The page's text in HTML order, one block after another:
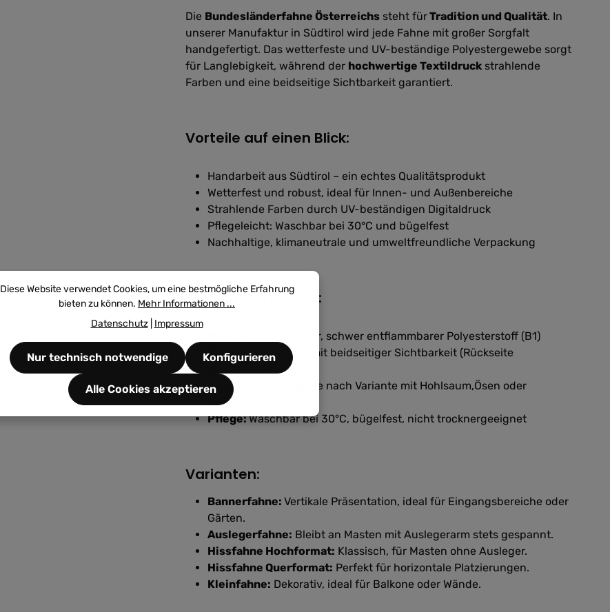
Die Bundesländerfahne Österreichs steht fürTradition und Qualität. In
unserer Manufaktur in Südtirol wird jede Fahne mit großer Sorgfalt
handgefertigt. Das wetterfeste und UV-beständige Polyestergewebe sorgt
für Langlebigkeit, während der hochwertige Textildruck strahlende
Farben und eine beidseitige Sichtbarkeit garantiert.
Vorteile auf einen Blick:
Handarbeit aus Südtirol – ein echtes Qualitätsprodukt
Wetterfest und robust, ideal für Innen- und Außenbereiche
Strahlende Farben durch UV-beständigen Digitaldruck
Pflegeleicht: Waschbar bei 30°C und bügelfest
Nachhaltige, klimaneutrale und umweltfreundliche Verpackung
Technische Details:
Zertifizierter, schwer entflammbarer Polyesterstoff (B1)
Druck:Digitaldruck mit beidseitiger Sichtbarkeit (Rückseite
spiegelverkehrt)
Konfektionierung:
Je nach Variante mit Hohlsaum,Ösen oder
Banneraufhängung
Pflege:Waschbar bei 30°C, bügelfest, nicht trocknergeeignet
Varianten:
Bannerfahne: Vertikale Präsentation, ideal für Eingangsbereiche oder
Gärten.
Auslegerfahne: Bleibt an Masten mit Auslegerarm stets gespannt.
Hissfahne Hochformat: Klassisch, für Masten ohne Ausleger.
Hissfahne Querformat: Perfekt für horizontale Platzierungen.
Kleinfahne: Dekorativ, ideal für Balkone oder Wände.
Diese Website verwendet Cookies, um eine bestmögliche Erfahrung
bieten zu können. Mehr Informationen ...
Datenschutz| Impressum
Nur technisch notwendige Konfigurieren
Alle Cookies akzeptieren